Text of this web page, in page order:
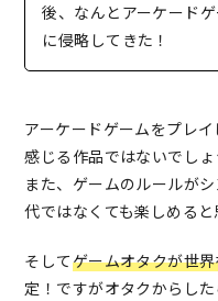
後、なんとアーケード
に侵略してきた！
アーケードゲームをプレ
感じる作品ではないでしょ
また、ゲームのルールが
代ではなくても楽しめる
そしてゲームオタクが世
定！ですがオタクからした